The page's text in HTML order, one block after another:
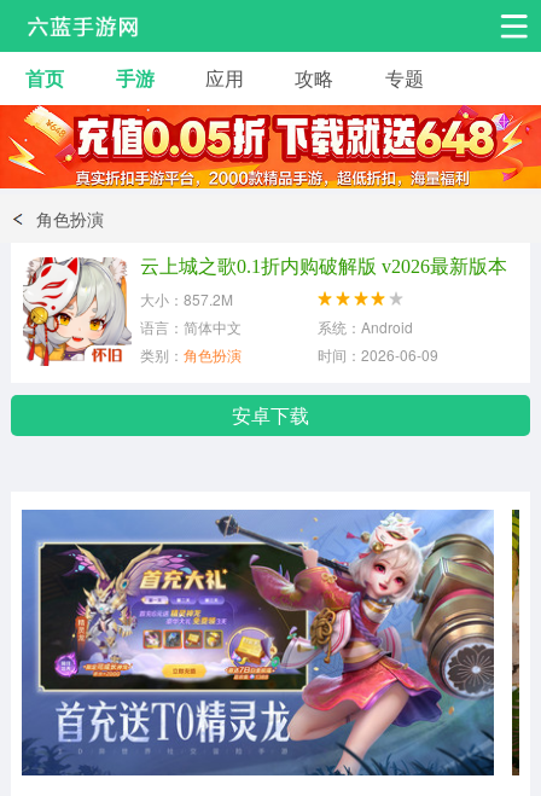
安卓手游 手游工具
热门手游 角色扮演 益智休闲
动作射击
冒险解谜
首页 手游 应用 攻略 专题
角色扮演
云上城之歌0.1折内购破解版 v2026最新版本
大小：857.2M
语言：简体中文
系统：Android
类别： 角色扮演 时间：2026-06-09
安卓下载